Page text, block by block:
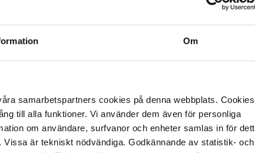
Om
samarbetspartners cookies på denna webbplats. Cookies
till alla funktioner. Vi använder dem även för personliga
om användare, surfvanor och enheter samlas in för
är tekniskt nödvändiga. Godkännande av statistik- och